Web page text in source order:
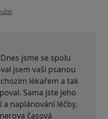
A.
jsme se spolu
jsem vaši psanou
lékařem a tak
Sama jste jeho
a naplánování léčby,
časová